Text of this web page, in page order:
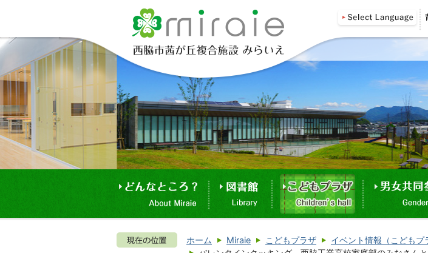
ホーム Miraie こどもプラザ イベント情報（こどもプ